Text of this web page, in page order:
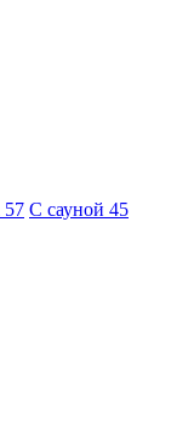
57 С сауной 45